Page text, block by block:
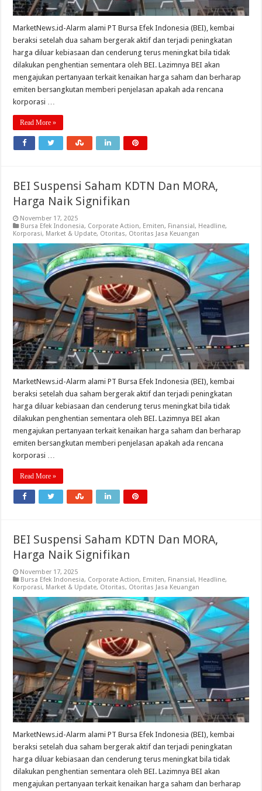
MarketNews.id-Alarm alami PT Bursa Efek Indonesia (BEI), kembai
beraksi setelah dua saham bergerak aktif dan terjadi peningkatan
harga diluar kebiasaan dan cenderung terus meningkat bila tidak
dilakukan penghentian sementara oleh BEI. Lazimnya BEI akan
mengajukan pertanyaan terkait kenaikan harga saham dan berharap
emiten bersangkutan memberi penjelasan apakah ada rencana
korporasi …
Read More »
BEI Suspensi Saham KDTN Dan MORA,
Harga Naik Signifikan
November 17, 2025
Bursa Efek Indonesia, Corporate Action, Emiten, Finansial, Headline,
Korporasi, Market & Update, Otoritas, Otoritas Jasa Keuangan
MarketNews.id-Alarm alami PT Bursa Efek Indonesia (BEI), kembai
beraksi setelah dua saham bergerak aktif dan terjadi peningkatan
harga diluar kebiasaan dan cenderung terus meningkat bila tidak
dilakukan penghentian sementara oleh BEI. Lazimnya BEI akan
mengajukan pertanyaan terkait kenaikan harga saham dan berharap
emiten bersangkutan memberi penjelasan apakah ada rencana
korporasi …
Read More »
BEI Suspensi Saham KDTN Dan MORA,
Harga Naik Signifikan
November 17, 2025
Bursa Efek Indonesia, Corporate Action, Emiten, Finansial, Headline,
Korporasi, Market & Update, Otoritas, Otoritas Jasa Keuangan
MarketNews.id-Alarm alami PT Bursa Efek Indonesia (BEI), kembai
beraksi setelah dua saham bergerak aktif dan terjadi peningkatan
harga diluar kebiasaan dan cenderung terus meningkat bila tidak
dilakukan penghentian sementara oleh BEI. Lazimnya BEI akan
mengajukan pertanyaan terkait kenaikan harga saham dan berharap